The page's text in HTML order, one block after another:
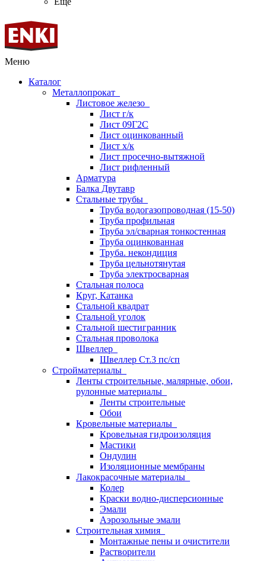
Меню
Каталог
Металлопрокат
Листовое железо
Лист г/к
Лист 09Г2С
Лист оцинкованный
Лист х/к
Лист просечно-вытяжной
Лист рифленный
Арматура
Балка Двутавр
Стальные трубы
Труба водогазопроводная (15-50)
Труба профильная
Труба эл/сварная тонкостенная
Труба оцинкованная
Труба. некондиция
Труба цельнотянутая
Труба электросварная
Стальная полоса
Круг, Катанка
Стальной квадрат
Стальной уголок
Стальной шестигранник
Стальная проволока
Швеллер
Швеллер Ст.3 пс/сп
Стройматериалы
Ленты строительные, малярные, обои,
рулонные материалы
Ленты строительные
Обои
Кровельные материалы
Кровельная гидроизоляция
Мастики
Ондулин
Изоляционные мембраны
Лакокрасочные материалы
Колер
Краски водно-дисперсионные
Эмали
Аэрозольные эмали
Строительная химия
Монтажные пены и очистители
Растворители